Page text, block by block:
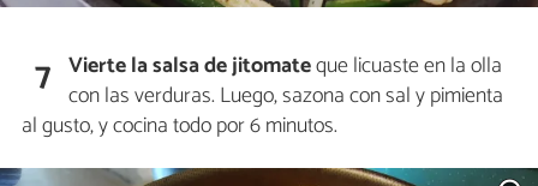
7 Vierte la salsa de jitomateque licuaste en la olla
con las verduras. Luego, sazona con sal y pimienta
al gusto, y cocina todo por 6 minutos.